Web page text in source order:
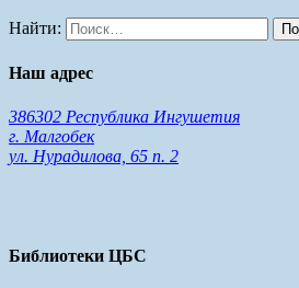
Найти:
Наш адрес
386302 Республика Ингушетия
г. Малгобек
ул. Нурадилова, 65 п. 2
Библиотеки ЦБС